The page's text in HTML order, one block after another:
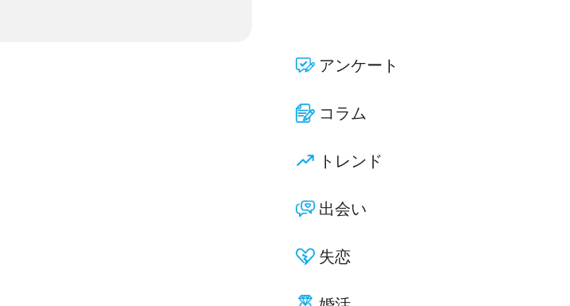
アンケート
コラム
トレンド
出会い
失恋